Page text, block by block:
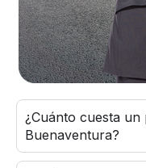
¿Cuánto cuesta un
Buenaventura?